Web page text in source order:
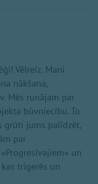
Vēlreiz. Mani
nākšana,
Mēs runājam par
būvniecību. To
grūti jums palīdzēt,
par
un
trigerēs un